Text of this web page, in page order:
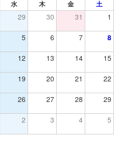
水 木 金 土
29 30 31 1
5 6 7 8
12 13 14 15
19 20 21 22
26 27 28 29
2 3 4 5